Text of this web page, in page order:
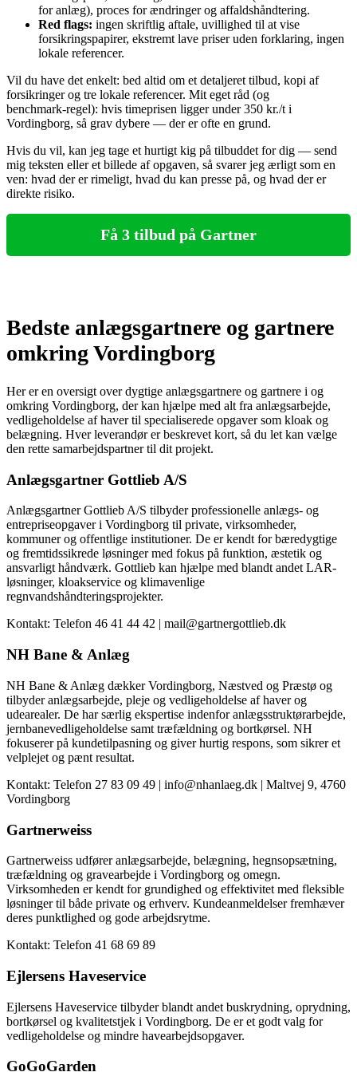
for anlæg), proces for ændringer og affaldshåndtering.
Red flags: ingen skriftlig aftale, uvillighed til at vise
forsikringspapirer, ekstremt lave priser uden forklaring, ingen
lokale referencer.
Vil du have det enkelt: bed altid om et detaljeret tilbud, kopi af
forsikringer og tre lokale referencer. Mit eget råd (og
benchmark‑regel): hvis timeprisen ligger under 350 kr./t i
Vordingborg, så grav dybere — der er ofte en grund.
Hvis du vil, kan jeg tage et hurtigt kig på tilbuddet for dig — send
mig teksten eller et billede af opgaven, så svarer jeg ærligt som en
ven: hvad der er rimeligt, hvad du kan presse på, og hvad der er
direkte risiko.
Få 3 tilbud på Gartner
Bedste anlægsgartnere og gartnere
omkring Vordingborg
Her er en oversigt over dygtige anlægsgartnere og gartnere i og
omkring Vordingborg, der kan hjælpe med alt fra anlægsarbejde,
vedligeholdelse af haver til specialiserede opgaver som kloak og
belægning. Hver leverandør er beskrevet kort, så du let kan vælge
den rette samarbejdspartner til dit projekt.
Anlægsgartner Gottlieb A/S
Anlægsgartner Gottlieb A/S tilbyder professionelle anlægs- og
entrepriseopgaver i Vordingborg til private, virksomheder,
kommuner og offentlige institutioner. De er kendt for bæredygtige
og fremtidssikrede løsninger med fokus på funktion, æstetik og
ansvarligt håndværk. Gottlieb kan hjælpe med blandt andet LAR-
løsninger, kloakservice og klimavenlige
regnvandshåndteringsprojekter.
Kontakt: Telefon 46 41 44 42 | mail@gartnergottlieb.dk
NH Bane & Anlæg
NH Bane & Anlæg dækker Vordingborg, Næstved og Præstø og
tilbyder anlægsarbejde, pleje og vedligeholdelse af haver og
udearealer. De har særlig ekspertise indenfor anlægsstruktørarbejde,
jernbanevedligeholdelse samt træfældning og bortkørsel. NH
fokuserer på kundetilpasning og giver hurtig respons, som sikrer et
velplejet og pænt resultat.
Kontakt: Telefon 27 83 09 49 | info@nhanlaeg.dk | Maltvej 9, 4760
Vordingborg
Gartnerweiss
Gartnerweiss udfører anlægsarbejde, belægning, hegnsopsætning,
træfældning og gravearbejde i Vordingborg og omegn.
Virksomheden er kendt for grundighed og effektivitet med fleksible
løsninger til både private og erhverv. Kundeanmeldelser fremhæver
deres punktlighed og gode arbejdsrytme.
Kontakt: Telefon 41 68 69 89
Ejlersens Haveservice
Ejlersens Haveservice tilbyder blandt andet buskrydning, oprydning,
bortkørsel og kvalitetstjek i Vordingborg. De er et godt valg for
vedligeholdelse og mindre havearbejdsopgaver.
GoGoGarden